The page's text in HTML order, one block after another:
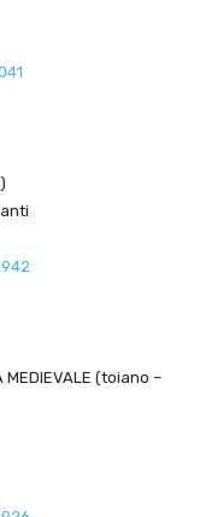
MEDIEVALE (toiano –